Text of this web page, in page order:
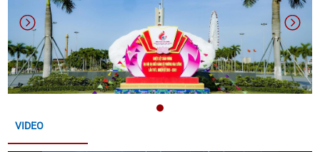
PHẨM OCOP THÀNH PHỐ ĐÀ NẴNG
THÔNG BÁO LỄ HỘI ĐÀ NẴNG FOOD TOUR 2026 VÀ
LỄ HỘI PHÁO HOA QUỐC TẾ ĐÀ NẴNG (DIFF) 2026
CỦA UBND THÀNH PHỐ ĐÀ NẴNG
CÔNG KHAI BÁO CÁO ĐỀ XUẤT CẤP GIẤY PHÉP MÔI
TRƯỜNG ĐỐI VỚI CƠ SỞ "CHI NHÁNH TẠI ĐÀ NẴNG
VIDEO